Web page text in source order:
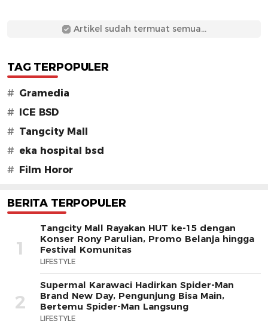
Artikel sudah termuat semua...
TAG TERPOPULER
# Gramedia
#
ICE BSD
# Tangcity Mall
# eka hospital bsd
#
Film Horor
BERITA TERPOPULER
1
Tangcity Mall Rayakan HUT ke-15 dengan
Konser Rony Parulian, Promo Belanja hingga
Festival Komunitas
LIFESTYLE
2
Supermal Karawaci Hadirkan Spider-Man
Brand New Day, Pengunjung Bisa Main,
Bertemu Spider-Man Langsung
LIFESTYLE